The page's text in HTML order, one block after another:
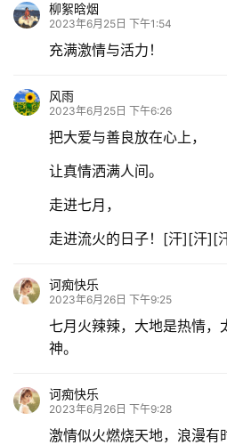
柳絮晗烟
2023年6月25日 下午1:54
充满激情与活力！
风雨
2023年6月25日 下午6:26
把大爱与善良放在心上，
让真情洒满人间。
走进七月，
走进流火的日子！[汗][汗][
诃痴快乐
2023年6月26日 下午9:25
七月火辣辣，大地是热情，
神。
诃痴快乐
2023年6月26日 下午9:28
激情似火燃烧天地，浪漫有